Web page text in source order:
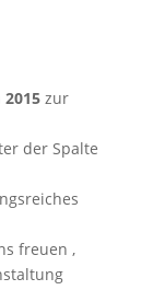
zur
der Spalte
freuen ,